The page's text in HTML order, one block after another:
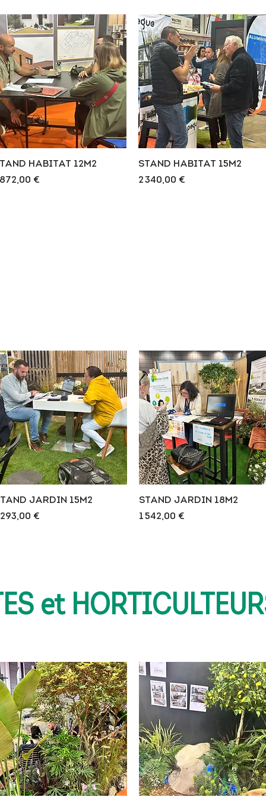
Aperçu rapide
HABITAT 12M2
€
Aperçu rapide
STAND HABITAT 15M2
Prix
2 340,00 €
Aperçu rapide
JARDIN 15M2
293,00 €
Aperçu rapide
STAND JARDIN 18M2
Prix
1 542,00 €
et